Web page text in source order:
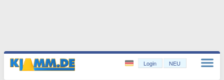
Login NEU